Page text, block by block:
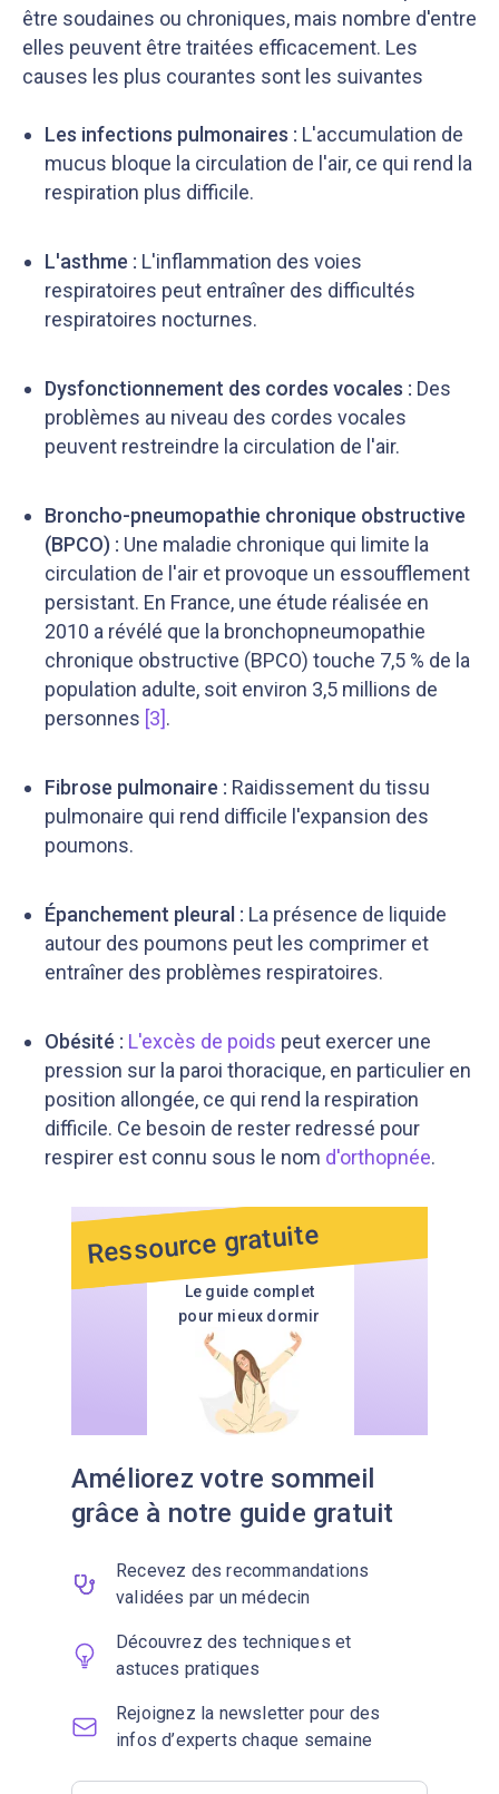
être soudaines ou chroniques, mais nombre d'entre
elles peuvent être traitées efficacement. Les
causes les plus courantes sont les suivantes
Les infections pulmonaires : L'accumulation de
mucus bloque la circulation de l'air, ce qui rend la
respiration plus difficile.
L'asthme : L'inflammation des voies
respiratoires peut entraîner des difficultés
respiratoires nocturnes.
Dysfonctionnement des cordes vocales : Des
problèmes au niveau des cordes vocales
peuvent restreindre la circulation de l'air.
Broncho-pneumopathie chronique obstructive
(BPCO) : Une maladie chronique qui limite la
circulation de l'air et provoque un essoufflement
persistant. En France, une étude réalisée en
2010 a révélé que la bronchopneumopathie
chronique obstructive (BPCO) touche 7,5 % de la
population adulte, soit environ 3,5 millions de
personnes [3].
Fibrose pulmonaire : Raidissement du tissu
pulmonaire qui rend difficile l'expansion des
poumons.
Épanchement pleural : La présence de liquide
autour des poumons peut les comprimer et
entraîner des problèmes respiratoires.
Obésité : L'excès de poids peut exercer une
pression sur la paroi thoracique, en particulier en
position allongée, ce qui rend la respiration
difficile. Ce besoin de rester redressé pour
respirer est connu sous le nom d'orthopnée.
Améliorez votre sommeil
grâce à notre guide gratuit
Recevez des recommandations
validées par un médecin
Découvrez des techniques et
astuces pratiques
Rejoignez la newsletter pour des
infos d’experts chaque semaine
Le guide complet
pour mieux dormir
Ressource gratuite